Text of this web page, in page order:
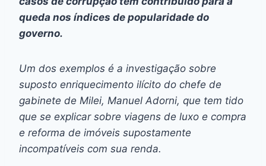
queda nos índices de popularidade do
governo.
Um dos exemplos é a investigação sobre
suposto enriquecimento ilícito do chefe de
gabinete de Milei, Manuel Adorni, que tem tido
que se explicar sobre viagens de luxo e compra
e reforma de imóveis supostamente
incompatíveis com sua renda.